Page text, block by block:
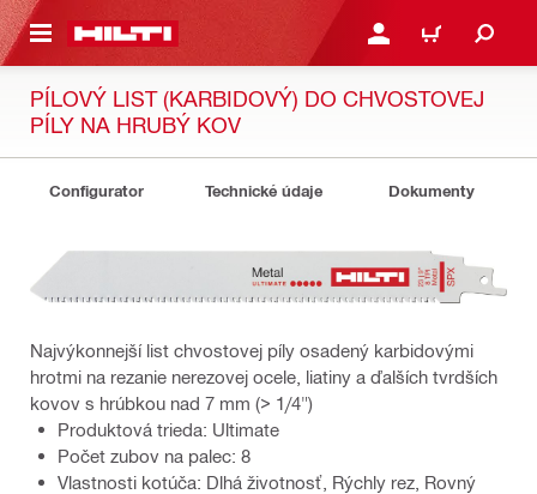
HLAVNÝ OBSAH PRIHLÁSIŤ ALEBO
KOŠÍK
PÍLOVÝ LIST (KARBIDOVÝ) DO CHVOSTOVEJ
PÍLY NA HRUBÝ KOV
Configurator Technické údaje Dokumenty
Najvýkonnejší list chvostovej píly osadený karbidovými
hrotmi na rezanie nerezovej ocele, liatiny a ďalších tvrdších
kovov s hrúbkou nad 7 mm (> 1/4")
Produktová trieda: Ultimate
Počet zubov na palec: 8
Vlastnosti kotúča: Dlhá životnosť, Rýchly rez, Rovný